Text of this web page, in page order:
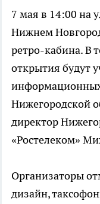
7 мая в 14:00 на
Нижнем
ретро-кабина. В
открытия будут
Нижегородской
директор
«Ростелеком»
Организаторы
дизайн,